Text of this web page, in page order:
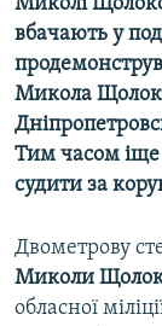
Усі сайти
Миколі
вбачають у
Микола
Тим часом іще
судити за
Двометрову
Миколи
обласної